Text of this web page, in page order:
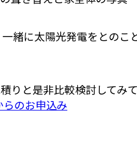
緒に太陽光発電をとのこ